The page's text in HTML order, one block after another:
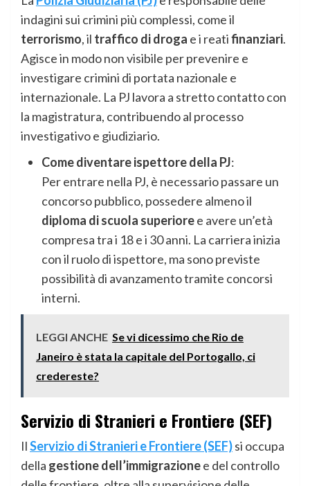
indagini sui crimini più complessi, come il
terrorismo, il traffico di droga e i reatifinanziari.
Agisce in modo non visibile per prevenire e
investigare crimini di portata nazionale e
internazionale. La PJ lavora a stretto contatto con
la magistratura, contribuendo al processo
investigativo e giudiziario.
Come diventare ispettore della PJ:
Per entrare nella PJ, è necessario passare un
concorso pubblico, possedere almeno il
diploma di scuola superioree avere un’età
compresa tra i 18 e i 30 anni. La carriera inizia
con il ruolo di ispettore, ma sono previste
possibilità di avanzamento tramite concorsi
interni.
LEGGI ANCHE Se vi dicessimo che Rio de
Janeiro è stata la capitale del Portogallo, ci
credereste?
Servizio di Stranieri e Frontiere (SEF)
IlServizio di Stranieri e Frontiere (SEF)si occupa
della gestione dell’immigrazionee del controllo